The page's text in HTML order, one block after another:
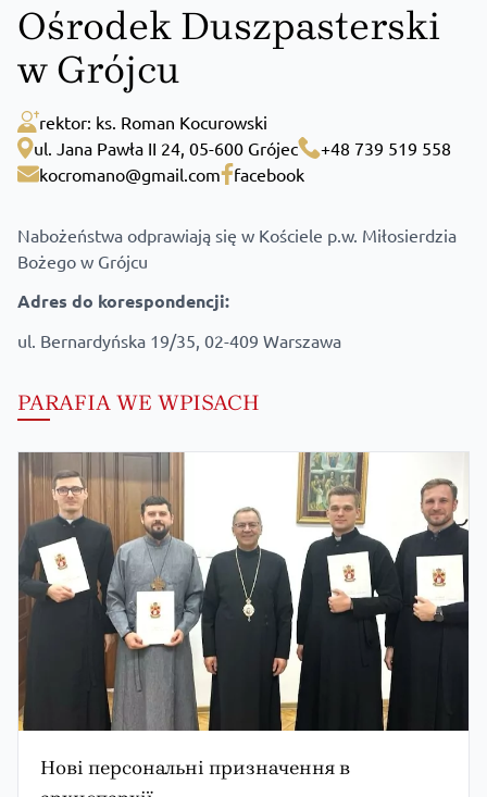
Ośrodek Duszpasterski
w Grójcu
rektor: ks. Roman Kocurowski
ul. Jana Pawła II 24, 05-600 Grójec
+48 739 519 558
kocromano@gmail.com
facebook
Nabożeństwa odprawiają się w Kościele p.w. Miłosierdzia
Bożego w Grójcu
Adres do korespondencji:
ul. Bernardyńska 19/35, 02-409 Warszawa
PARAFIA WE WPISACH
Формаційна зустріч Варшавсько-